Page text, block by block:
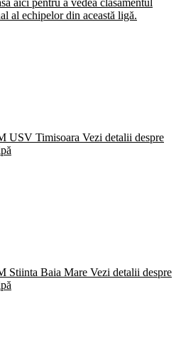
aici pentru a vedea clasamentul
al echipelor din această ligă.
USV Timisoara Vezi detalii despre
Stiinta Baia Mare Vezi detalii despre